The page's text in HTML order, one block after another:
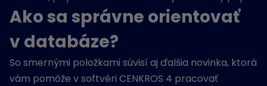
Ako sa správne orientovať
v databáze?
So smernými položkami súvisí aj ďalšia novinka, ktorá
vám pomôže v softvéri CENKROS 4 pracovať